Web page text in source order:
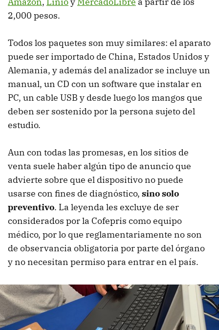
2,000 pesos.
Todos los paquetes son muy similares: el aparato
puede ser importado de China, Estados Unidos y
Alemania, y además del analizador se incluye un
manual, un CD con un software que instalar en
PC, un cable USB y desde luego los mangos que
deben ser sostenido por la persona sujeto del
estudio.
Aun con todas las promesas, en los sitios de
venta suele haber algún tipo de anuncio que
advierte sobre que el dispositivo no puede
usarse con fines de diagnóstico, sino solo
preventivo. La leyenda les excluye de ser
considerados por la Cofepris como equipo
médico, por lo que reglamentariamente no son
de observancia obligatoria por parte del órgano
y no necesitan permiso para entrar en el país.